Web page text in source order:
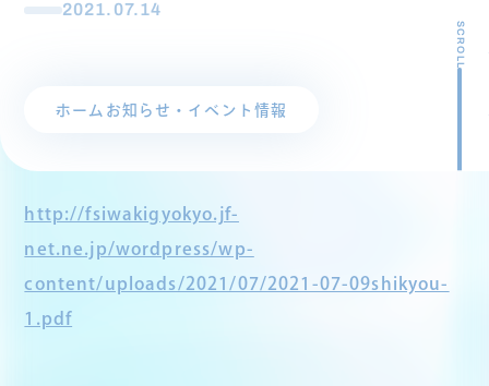
2021.07.14
ホーム お知らせ・イベント情報
SCROLL
http://fsiwakigyokyo.jf-
net.ne.jp/wordpress/wp-
content/uploads/2021/07/2021-07-09shikyou-
1.pdf